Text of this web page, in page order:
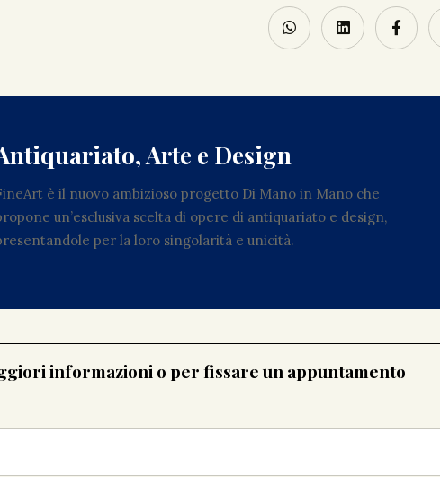
Arte e Design
è il nuovo ambizioso progetto Di Mano in Mano che
un’esclusiva scelta di opere di antiquariato e design,
per la loro singolarità e unicità.
informazioni o per fissare un appuntamento